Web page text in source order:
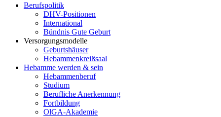
Berufspolitik
DHV-Positionen
International
Bündnis Gute Geburt
Versorgungsmodelle
Geburtshäuser
Hebammenkreißsaal
Hebamme werden & sein
Hebammenberuf
Studium
Berufliche Anerkennung
Fortbildung
OlGA-Akademie